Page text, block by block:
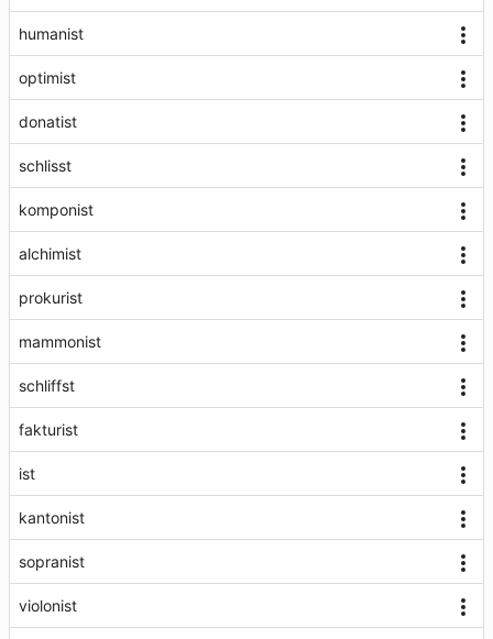
humanist
optimist
donatist
schlisst
komponist
alchimist
prokurist
mammonist
schliffst
fakturist
ist
kantonist
sopranist
violonist